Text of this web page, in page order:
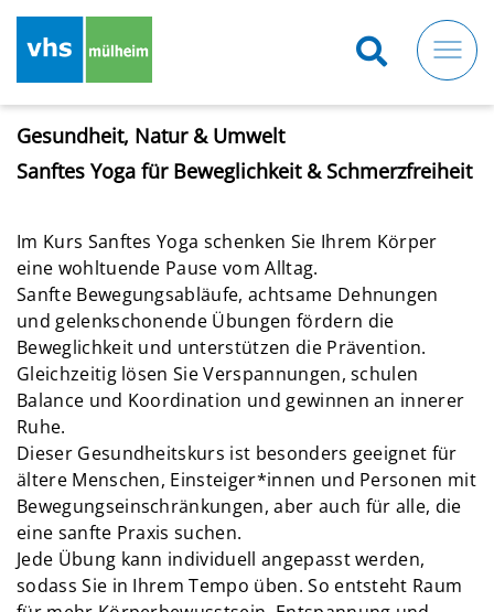
Gesundheit, Natur & Umwelt
Sanftes Yoga für Beweglichkeit & Schmerzfreiheit
Im Kurs Sanftes Yoga schenken Sie Ihrem Körper
eine wohltuende Pause vom Alltag.
Sanfte Bewegungsabläufe, achtsame Dehnungen
und gelenkschonende Übungen fördern die
Beweglichkeit und unterstützen die Prävention.
Gleichzeitig lösen Sie Verspannungen, schulen
Balance und Koordination und gewinnen an innerer
Ruhe.
Dieser Gesundheitskurs ist besonders geeignet für
ältere Menschen, Einsteiger*innen und Personen mit
Bewegungseinschränkungen, aber auch für alle, die
eine sanfte Praxis suchen.
Jede Übung kann individuell angepasst werden,
sodass Sie in Ihrem Tempo üben. So entsteht Raum